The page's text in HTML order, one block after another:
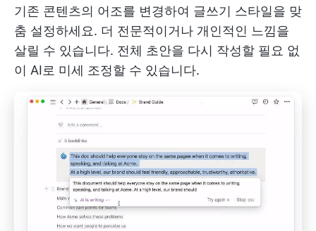
기존 콘텐츠의 어조를 변경하여 글쓰기 스타일을 맞
춤 설정하세요. 더 전문적이거나 개인적인 느낌을
살릴 수 있습니다. 전체 초안을 다시 작성할 필요 없
이 AI로 미세 조정할 수 있습니다.